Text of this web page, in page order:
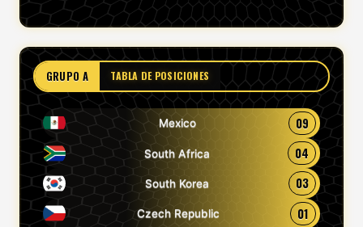
GRUPO A TABLA DE POSICIONES
Mexico 09
South Africa 04
South Korea 03
Czech Republic 01